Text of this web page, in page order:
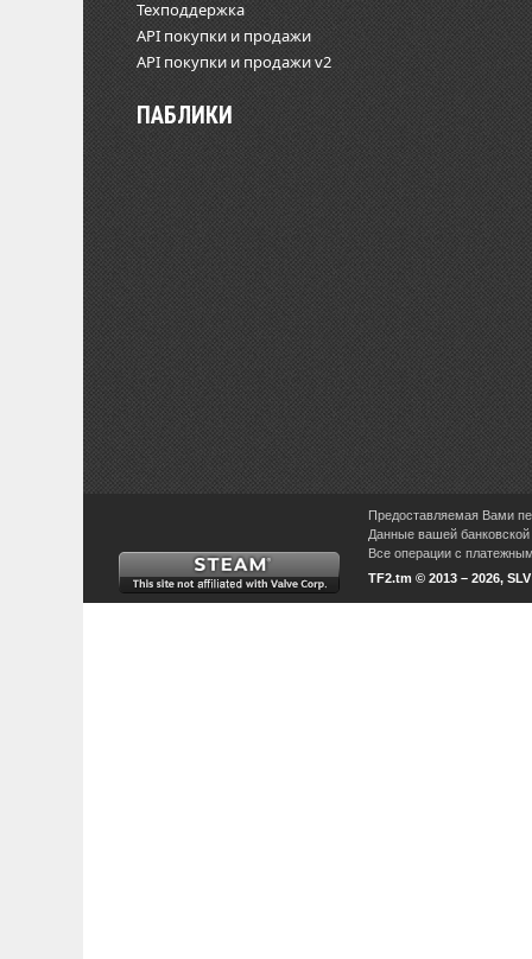
Техподдержка
API покупки и продажи
API покупки и продажи v2
ПАБЛИКИ
Предоставляемая Вами
Данные вашей
Все операции с
TF2.tm © 2013 – 2026,